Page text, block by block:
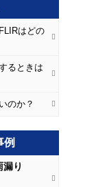
はどの
るときは
のか？
例
り